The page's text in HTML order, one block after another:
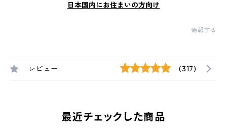
日本国内にお住まいの方向け
通報する
レビュー (317)
最近チェックした商品